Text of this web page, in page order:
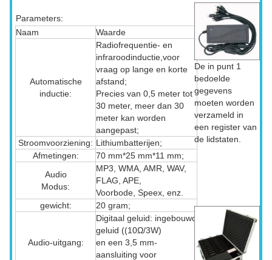
Parameters:
Naam
Waarde
Automatische
inductie:
Radiofrequentie- en
infraroodinductie,voor
vraag op lange en korte
afstand;
Precies van 0,5 meter tot
30 meter, meer dan 30
meter kan worden
aangepast;
Stroomvoorziening: Lithiumbatterijen;
Afmetingen:
70 mm*25 mm*11 mm;
Audio
Modus:
MP3, WMA, AMR, WAV,
FLAG, APE,
Voorbode, Speex, enz.
gewicht:
20 gram;
Audio-uitgang:
Digitaal geluid: ingebouwd
geluid ((10Ω/3W)
en een 3,5 mm-
aansluiting voor
De in punt 1
bedoelde
gegevens
moeten worden
verzameld in
een register van
de lidstaten.